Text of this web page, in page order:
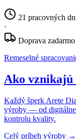
21 pracovných
·
Doprava
Remeselné
Ako vznikajú
Každý šperk Arete
výroby — od
kontrolu kvality.
Celý príbeh výroby →